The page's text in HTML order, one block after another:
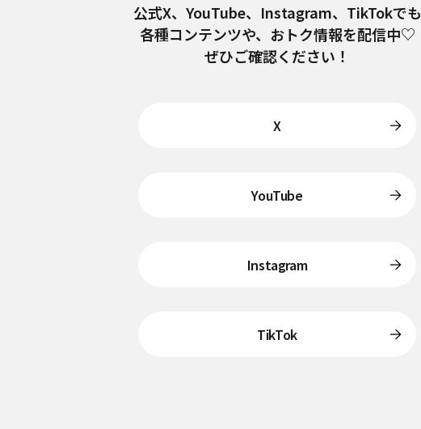
公式X、YouTube、 Instagram、TikTokでも
各種コンテンツや、おトク情報を配信中♡
ぜひご確認ください！
X
YouTube
Instagram
TikTok